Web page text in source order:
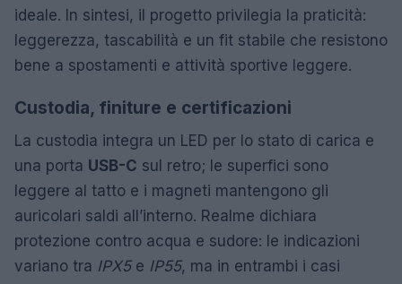
ideale. In sintesi, il progetto privilegia la praticità:
leggerezza, tascabilità e un fit stabile che resistono
bene a spostamenti e attività sportive leggere.
Custodia, finiture e certificazioni
La custodia integra un LED per lo stato di carica e
una porta USB-C sul retro; le superfici sono
leggere al tatto e i magneti mantengono gli
auricolari saldi all’interno. Realme dichiara
protezione contro acqua e sudore: le indicazioni
variano tra IPX5e IP55, ma in entrambi i casi